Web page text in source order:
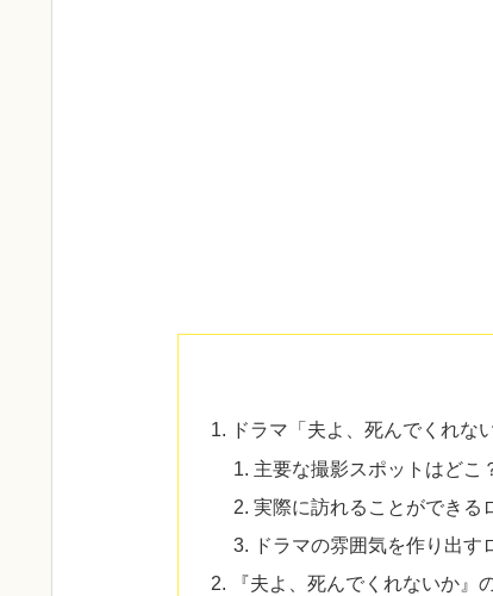
ドラマ「夫よ、死んでくれな
主要な撮影スポットはどこ
実際に訪れることができる
ドラマの雰囲気を作り出す
『夫よ、死んでくれないか』